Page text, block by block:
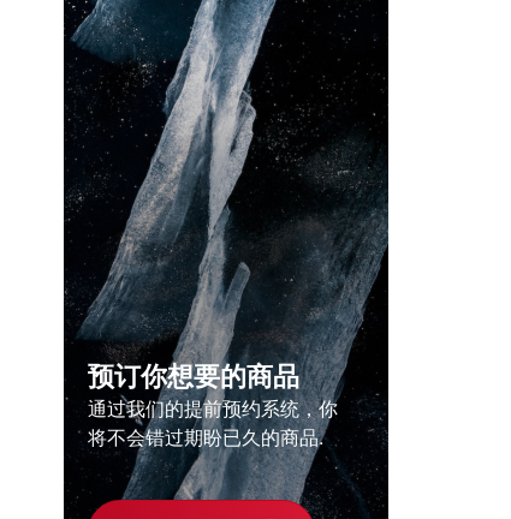
预订你想要的商品
通过我们的提前预约系统，你
将不会错过期盼已久的商品.